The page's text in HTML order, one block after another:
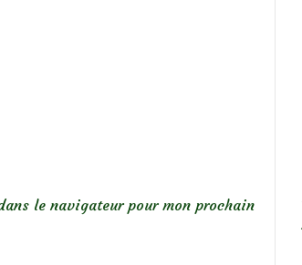
le navigateur pour mon prochain